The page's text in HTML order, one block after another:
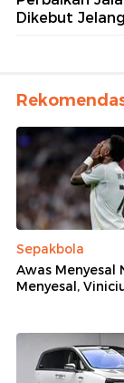
Dikebut
Sepakbola
Awas Menyesal
Menyesal,